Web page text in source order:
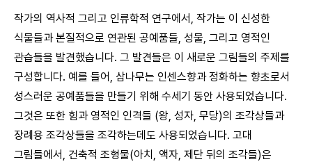
작가의 역사적 그리고 인류학적 연구에서, 작가는 이 신성한
식물들과 본질적으로 연관된 공예품들, 성물, 그리고 영적인
관습들을 발견했습니다. 그 발견들은 이 새로운 그림들의 주제를
구성합니다. 예를 들어, 삼나무는 인센스향과 정화하는 향초로서
성스러운 공예품들을 만들기 위해 수세기 동안 사용되었습니다.
그것은 또한 힘과 영적인 인격들 (왕, 성자, 무당)의 조각상들과
장례용 조각상들을 조각하는데도 사용되었습니다. 고대
그림들에서, 건축적 조형물(아치, 액자, 제단 뒤의 조각들)은